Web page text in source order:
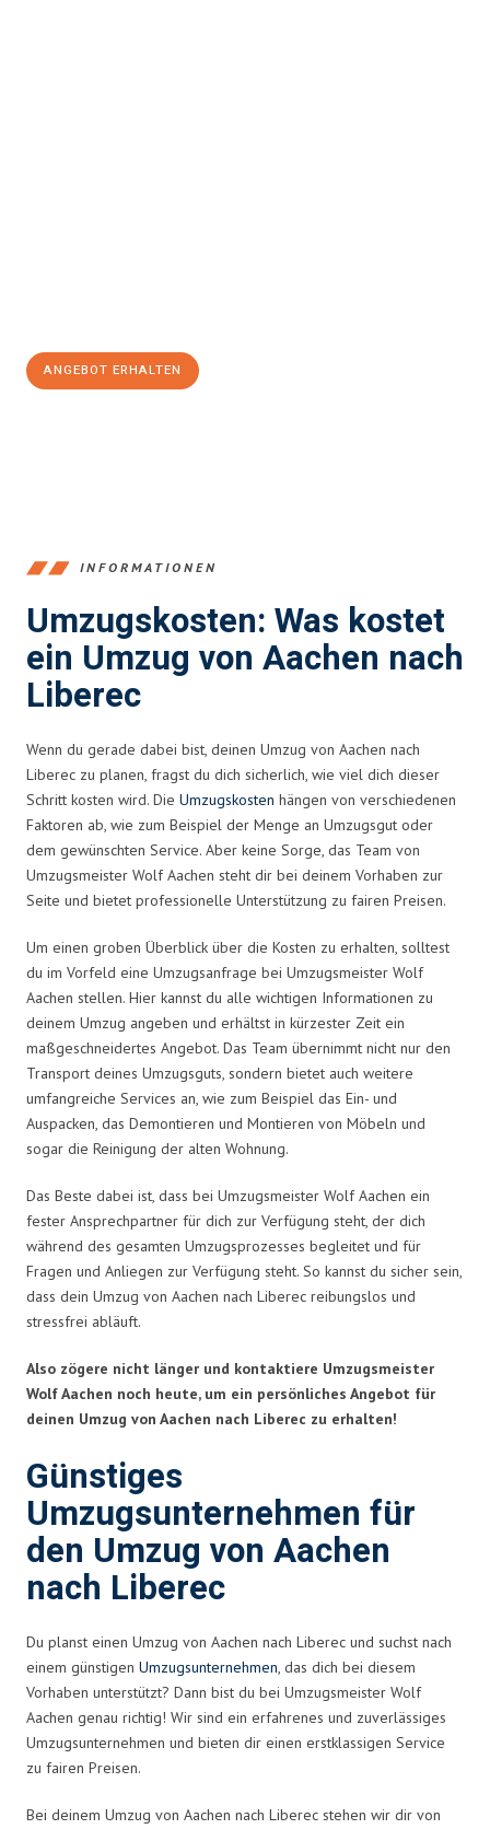
ANGEBOT ERHALTEN
INFORMATIONEN
Umzugskosten: Was kostet
ein Umzug von Aachen nach
Liberec
Wenn du gerade dabei bist, deinen Umzug von Aachen nach
Liberec zu planen, fragst du dich sicherlich, wie viel dich dieser
Schritt kosten wird. Die Umzugskosten hängen von verschiedenen
Faktoren ab, wie zum Beispiel der Menge an Umzugsgut oder
dem gewünschten Service. Aber keine Sorge, das Team von
Umzugsmeister Wolf Aachen steht dir bei deinem Vorhaben zur
Seite und bietet professionelle Unterstützung zu fairen Preisen.
Um einen groben Überblick über die Kosten zu erhalten, solltest
du im Vorfeld eine Umzugsanfrage bei Umzugsmeister Wolf
Aachen stellen. Hier kannst du alle wichtigen Informationen zu
deinem Umzug angeben und erhältst in kürzester Zeit ein
maßgeschneidertes Angebot. Das Team übernimmt nicht nur den
Transport deines Umzugsguts, sondern bietet auch weitere
umfangreiche Services an, wie zum Beispiel das Ein- und
Auspacken, das Demontieren und Montieren von Möbeln und
sogar die Reinigung der alten Wohnung.
Das Beste dabei ist, dass bei Umzugsmeister Wolf Aachen ein
fester Ansprechpartner für dich zur Verfügung steht, der dich
während des gesamten Umzugsprozesses begleitet und für
Fragen und Anliegen zur Verfügung steht. So kannst du sicher sein,
dass dein Umzug von Aachen nach Liberec reibungslos und
stressfrei abläuft.
Also zögere nicht länger und kontaktiere Umzugsmeister
Wolf Aachen noch heute, um ein persönliches Angebot für
deinen Umzug von Aachen nach Liberec zu erhalten!
Günstiges
Umzugsunternehmen für
den Umzug von Aachen
nach Liberec
Du planst einen Umzug von Aachen nach Liberec und suchst nach
einem günstigen Umzugsunternehmen, das dich bei diesem
Vorhaben unterstützt? Dann bist du bei Umzugsmeister Wolf
Aachen genau richtig! Wir sind ein erfahrenes und zuverlässiges
Umzugsunternehmen und bieten dir einen erstklassigen Service
zu fairen Preisen.
Bei deinem Umzug von Aachen nach Liberec stehen wir dir von